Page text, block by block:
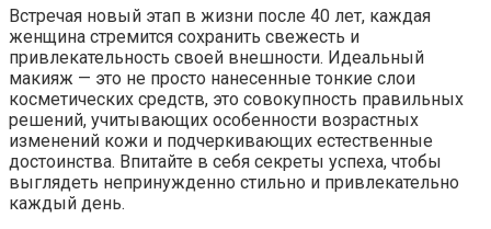
Встречая новый этап в жизни после 40 лет, каждая
женщина стремится сохранить свежесть и
привлекательность своей внешности. Идеальный
макияж — это не просто нанесенные тонкие слои
косметических средств, это совокупность правильных
решений, учитывающих особенности возрастных
изменений кожи и подчеркивающих естественные
достоинства. Впитайте в себя секреты успеха, чтобы
выглядеть непринужденно стильно и привлекательно
каждый день.